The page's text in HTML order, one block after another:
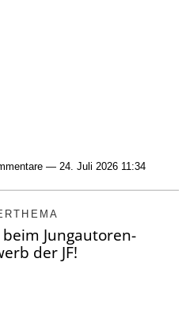
— 24. Juli 2026 11:34
Jungautoren-
der JF!